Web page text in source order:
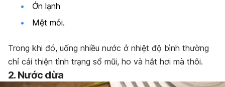
Ớn lạnh
Mệt mỏi.
Trong khi đó, uống nhiều nước ở nhiệt độ bình thường
chỉ cải thiện tình trạng sổ mũi, ho và hắt hơi mà thôi.
2. Nước dừa